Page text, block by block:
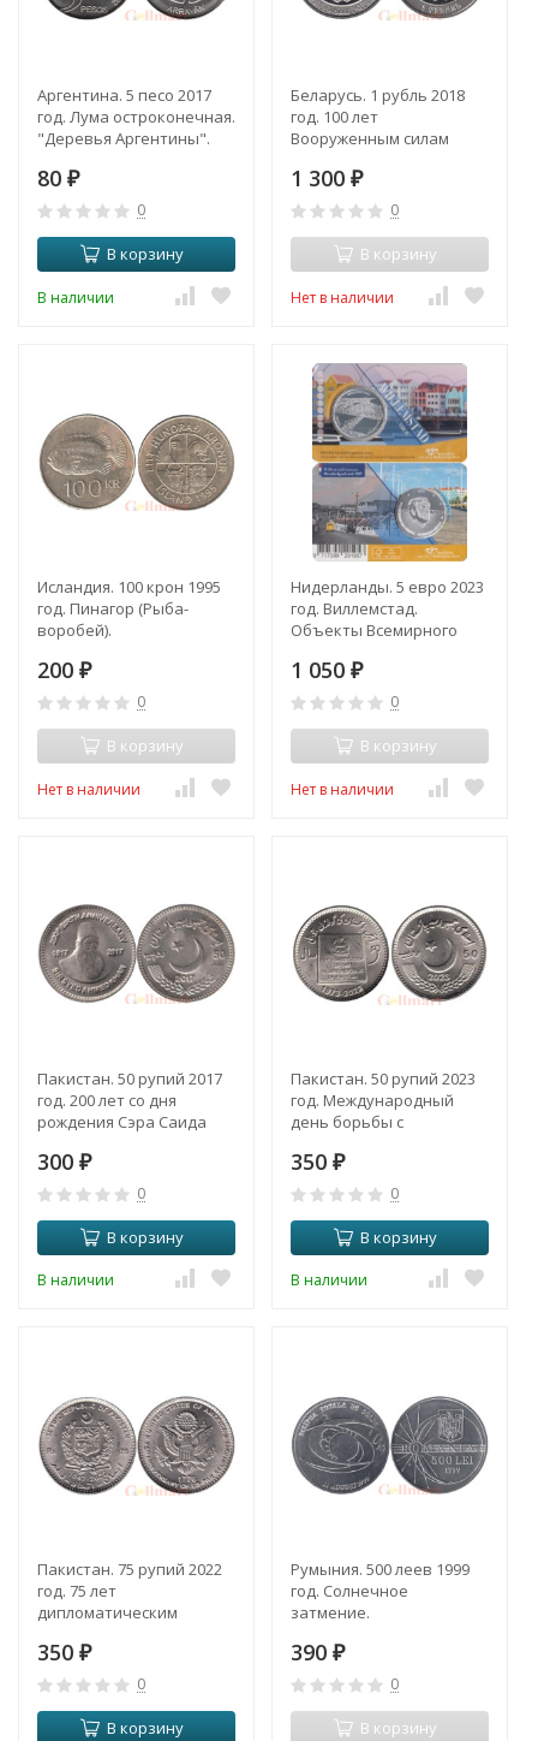
Аргентина. 5 песо 2017
год. Лума остроконечная.
"Деревья Аргентины".
80 ₽
0
В корзину
В наличии
Беларусь. 1 рубль 2018
год. 100 лет
Вооруженным силам
1 300 ₽
0
В корзину
Нет в наличии
Исландия. 100 крон 1995
год. Пинагор (Рыба-
воробей).
200 ₽
0
В корзину
Нет в наличии
Нидерланды. 5 евро 2023
год. Виллемстад.
Объекты Всемирного
открытке)
1 050 ₽
0
В корзину
Нет в наличии
Пакистан. 50 рупий 2017
год. 200 лет со дня
рождения Сэра Саида
300 ₽
0
В корзину
В наличии
Пакистан. 50 рупий 2023
год. Международный
день борьбы с
350 ₽
0
В корзину
В наличии
Пакистан. 75 рупий 2022
год. 75 лет
дипломатическим
350 ₽
0
В корзину
Румыния. 500 леев 1999
год. Солнечное
затмение.
390 ₽
0
В корзину